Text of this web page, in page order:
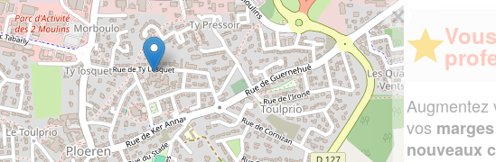
✕
Vous êtes un
professionnel ?
Augmentez votrechiffre d'affaireset
vosmargestout en gagnant de
nouveaux clients!